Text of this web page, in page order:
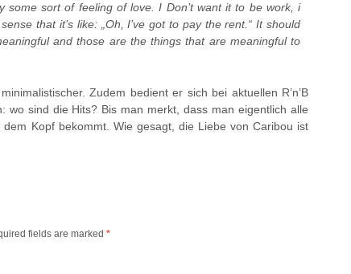
some sort of feeling of love. I Don’t want it to be work, i
that it’s like: „Oh, I’ve got to pay the rent.“ It should
and those are the things that are meaningful to
Zudem bedient er sich bei aktuellen R’n’B
wo sind die Hits? Bis man merkt, dass man eigentlich alle
Kopf bekommt. Wie gesagt, die Liebe von Caribou ist
fields are marked *